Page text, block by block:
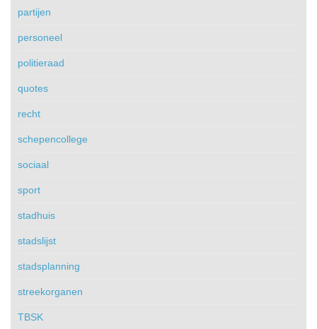
partijen
personeel
politieraad
quotes
recht
schepencollege
sociaal
sport
stadhuis
stadslijst
stadsplanning
streekorganen
TBSK